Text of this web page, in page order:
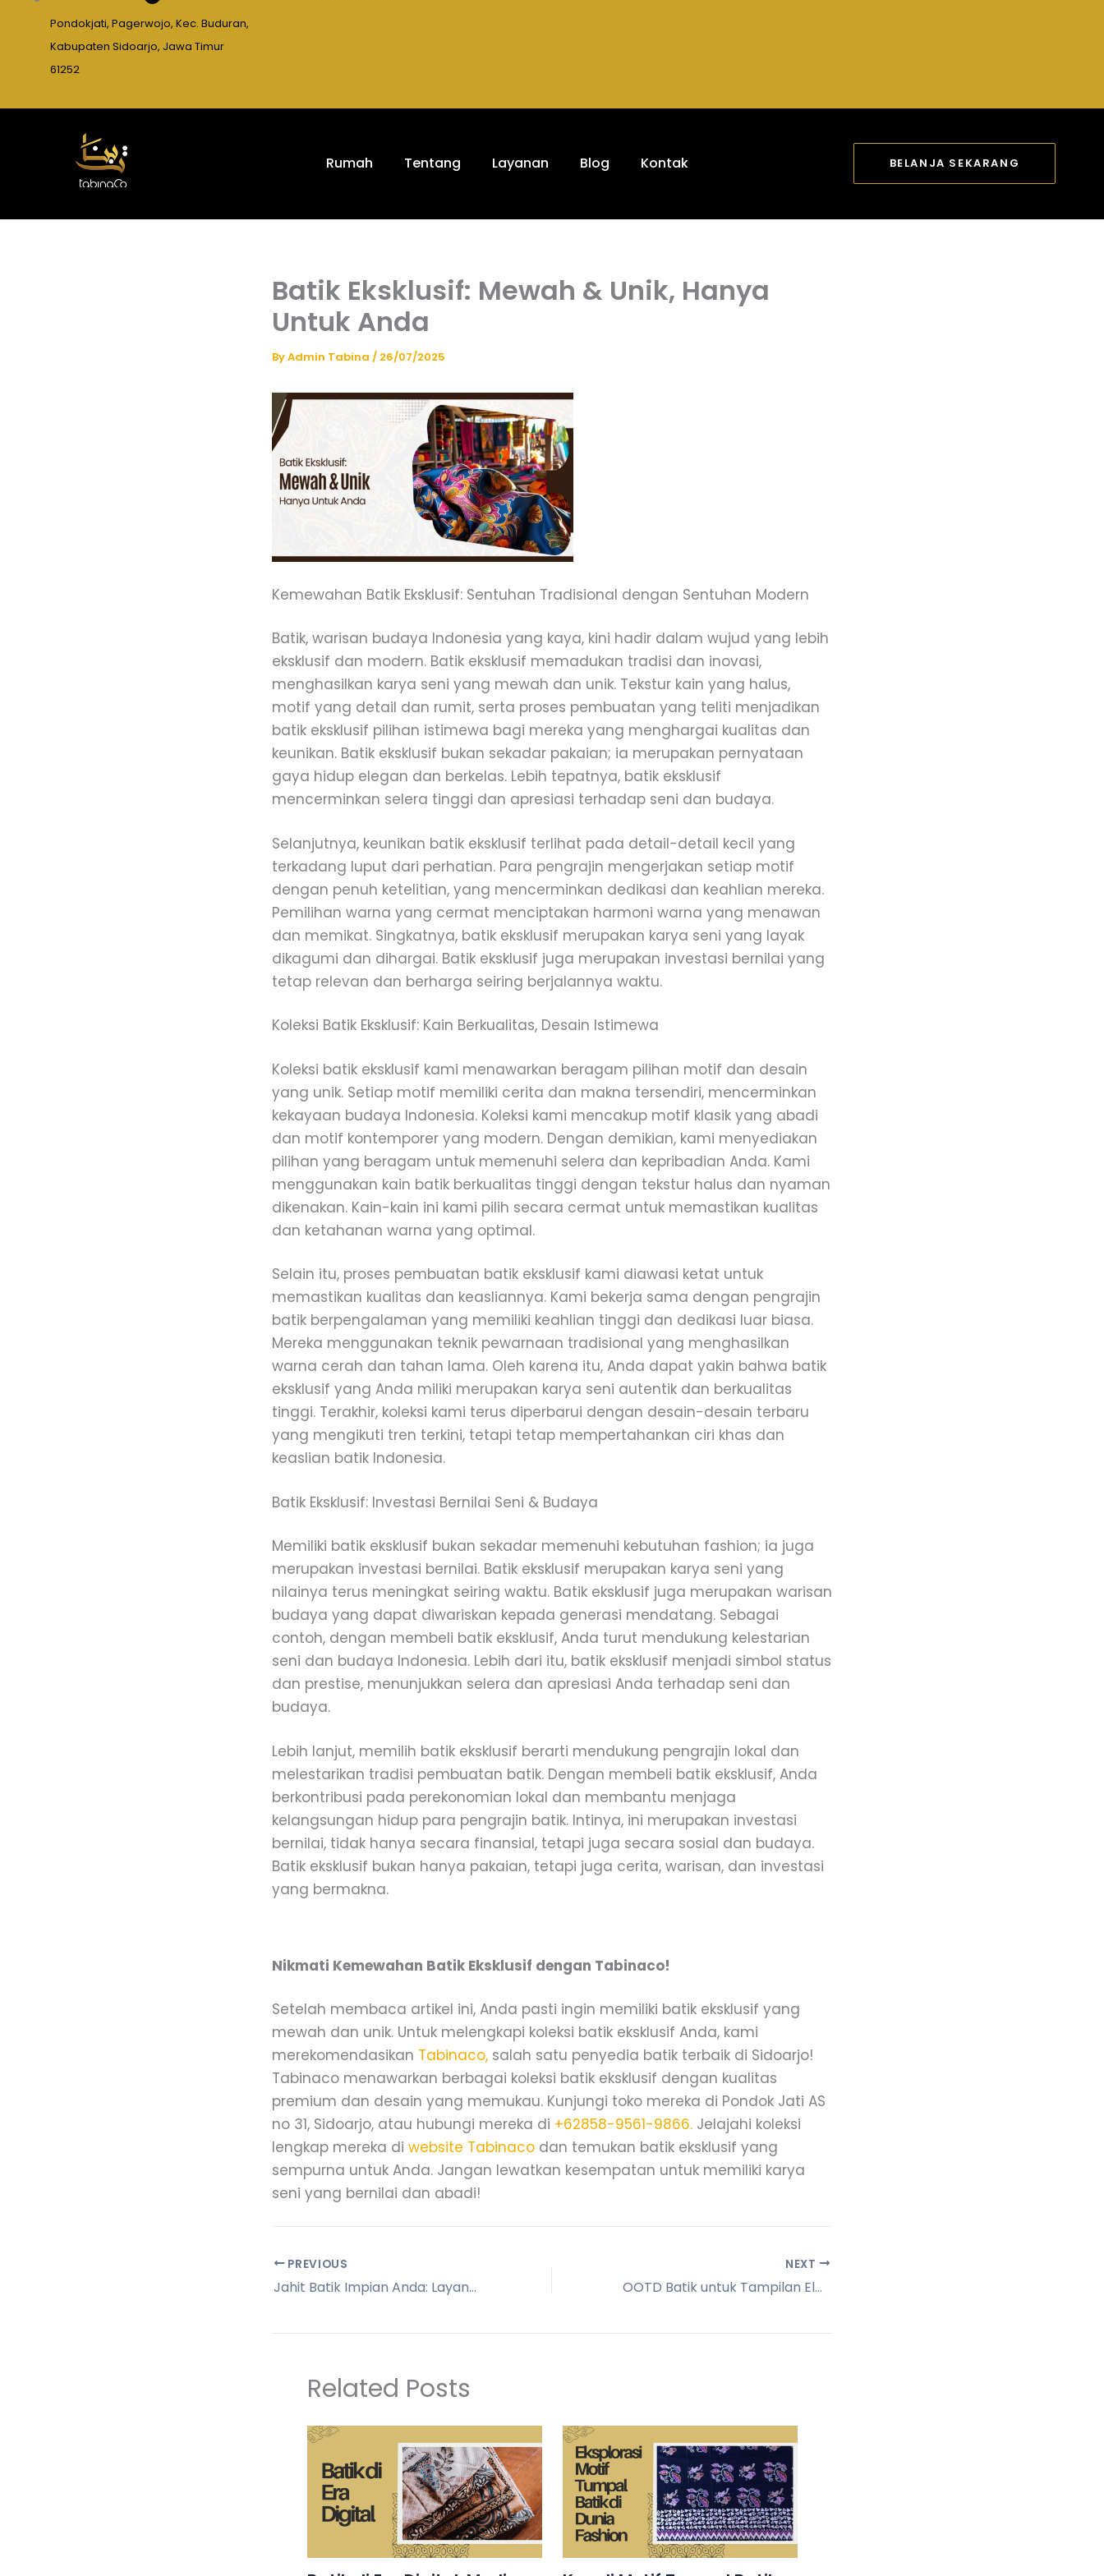
Pondokjati, Pagerwojo, Kec. Buduran,
Kabupaten Sidoarjo, Jawa Timur
61252
Rumah Tentang Layanan Blog Kontak BELANJA SEKARANG
Batik Eksklusif: Mewah & Unik, Hanya
Untuk Anda
ByAdmin Tabina / 26/07/2025
Kemewahan Batik Eksklusif: Sentuhan Tradisional dengan Sentuhan Modern
Batik, warisan budaya Indonesia yang kaya, kini hadir dalam wujud yang lebih
eksklusif dan modern. Batik eksklusif memadukan tradisi dan inovasi,
menghasilkan karya seni yang mewah dan unik. Tekstur kain yang halus,
motif yang detail dan rumit, serta proses pembuatan yang teliti menjadikan
batik eksklusif pilihan istimewa bagi mereka yang menghargai kualitas dan
keunikan. Batik eksklusif bukan sekadar pakaian; ia merupakan pernyataan
gaya hidup elegan dan berkelas. Lebih tepatnya, batik eksklusif
mencerminkan selera tinggi dan apresiasi terhadap seni dan budaya.
Selanjutnya, keunikan batik eksklusif terlihat pada detail-detail kecil yang
terkadang luput dari perhatian. Para pengrajin mengerjakan setiap motif
dengan penuh ketelitian, yang mencerminkan dedikasi dan keahlian mereka.
Pemilihan warna yang cermat menciptakan harmoni warna yang menawan
dan memikat. Singkatnya, batik eksklusif merupakan karya seni yang layak
dikagumi dan dihargai. Batik eksklusif juga merupakan investasi bernilai yang
tetap relevan dan berharga seiring berjalannya waktu.
Koleksi Batik Eksklusif: Kain Berkualitas, Desain Istimewa
Koleksi batik eksklusif kami menawarkan beragam pilihan motif dan desain
yang unik. Setiap motif memiliki cerita dan makna tersendiri, mencerminkan
kekayaan budaya Indonesia. Koleksi kami mencakup motif klasik yang abadi
dan motif kontemporer yang modern. Dengan demikian, kami menyediakan
pilihan yang beragam untuk memenuhi selera dan kepribadian Anda. Kami
menggunakan kain batik berkualitas tinggi dengan tekstur halus dan nyaman
dikenakan. Kain-kain ini kami pilih secara cermat untuk memastikan kualitas
dan ketahanan warna yang optimal.
Selain itu, proses pembuatan batik eksklusif kami diawasi ketat untuk
memastikan kualitas dan keasliannya. Kami bekerja sama dengan pengrajin
batik berpengalaman yang memiliki keahlian tinggi dan dedikasi luar biasa.
Mereka menggunakan teknik pewarnaan tradisional yang menghasilkan
warna cerah dan tahan lama. Oleh karena itu, Anda dapat yakin bahwa batik
eksklusif yang Anda miliki merupakan karya seni autentik dan berkualitas
tinggi. Terakhir, koleksi kami terus diperbarui dengan desain-desain terbaru
yang mengikuti tren terkini, tetapi tetap mempertahankan ciri khas dan
keaslian batik Indonesia.
Batik Eksklusif: Investasi Bernilai Seni & Budaya
Memiliki batik eksklusif bukan sekadar memenuhi kebutuhan fashion; ia juga
merupakan investasi bernilai. Batik eksklusif merupakan karya seni yang
nilainya terus meningkat seiring waktu. Batik eksklusif juga merupakan warisan
budaya yang dapat diwariskan kepada generasi mendatang. Sebagai
contoh, dengan membeli batik eksklusif, Anda turut mendukung kelestarian
seni dan budaya Indonesia. Lebih dari itu, batik eksklusif menjadi simbol status
dan prestise, menunjukkan selera dan apresiasi Anda terhadap seni dan
budaya.
Lebih lanjut, memilih batik eksklusif berarti mendukung pengrajin lokal dan
melestarikan tradisi pembuatan batik. Dengan membeli batik eksklusif, Anda
berkontribusi pada perekonomian lokal dan membantu menjaga
kelangsungan hidup para pengrajin batik. Intinya, ini merupakan investasi
bernilai, tidak hanya secara finansial, tetapi juga secara sosial dan budaya.
Batik eksklusif bukan hanya pakaian, tetapi juga cerita, warisan, dan investasi
yang bermakna.
Nikmati Kemewahan Batik Eksklusif dengan Tabinaco!
Setelah membaca artikel ini, Anda pasti ingin memiliki batik eksklusif yang
mewah dan unik. Untuk melengkapi koleksi batik eksklusif Anda, kami
merekomendasikan Tabinaco, salah satu penyedia batik terbaik di Sidoarjo!
Tabinaco menawarkan berbagai koleksi batik eksklusif dengan kualitas
premium dan desain yang memukau. Kunjungi toko mereka di Pondok Jati AS
no 31, Sidoarjo, atau hubungi mereka di +62858-9561-9866. Jelajahi koleksi
lengkap mereka di website Tabinaco dan temukan batik eksklusif yang
sempurna untuk Anda. Jangan lewatkan kesempatan untuk memiliki karya
seni yang bernilai dan abadi!
PREVIOUS
Jahit Batik Impian Anda: Layanan Profesional & Berkualitas
NEXT
OOTD Batik untuk Tampilan Elegan dan Santai
Related Posts